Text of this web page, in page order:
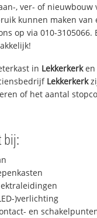
, ver- of nieuwbouw
kunnen maken van
op via 010-3105066.
in Lekkerkerken
Lekkerkerk
of het aantal
)verlichting
en